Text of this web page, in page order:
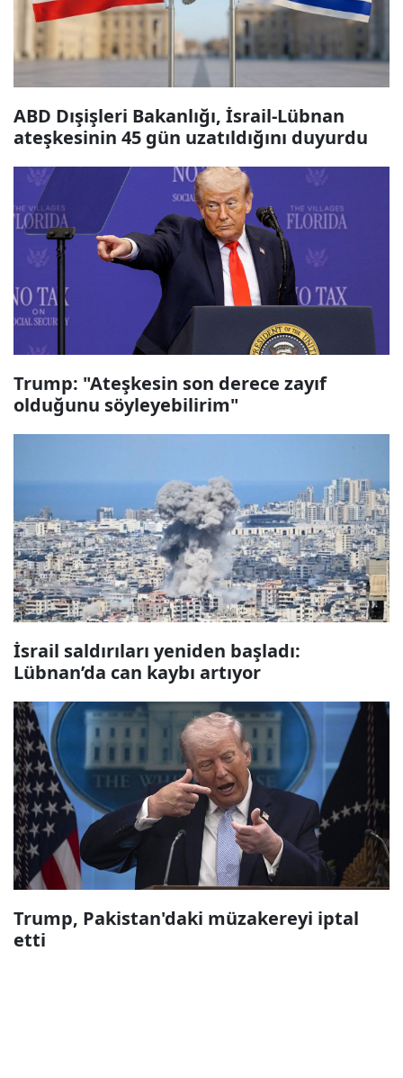
ABD Dışişleri Bakanlığı, İsrail-Lübnan
ateşkesinin 45 gün uzatıldığını duyurdu
Trump: "Ateşkesin son derece zayıf
olduğunu söyleyebilirim"
İsrail saldırıları yeniden başladı:
Lübnan’da can kaybı artıyor
Trump, Pakistan'daki müzakereyi iptal
etti